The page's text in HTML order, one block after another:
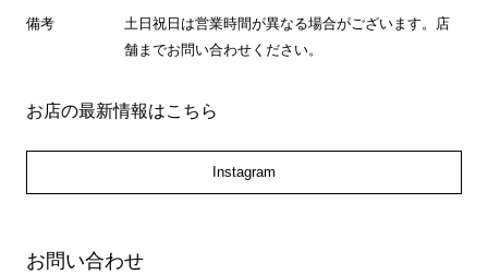
備考
土日祝日は営業時間が異なる場合がございます。店
舗までお問い合わせください。
お店の最新情報はこちら
Instagram
お問い合わせ